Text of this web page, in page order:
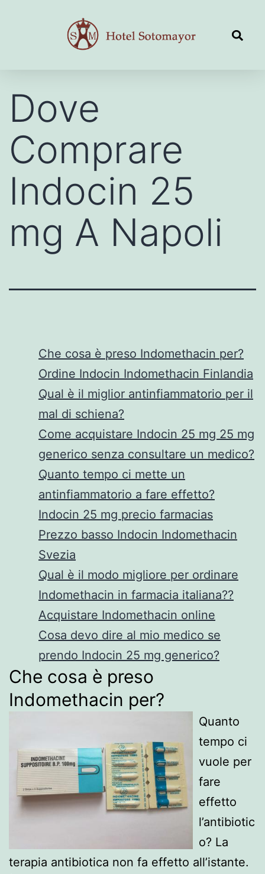
Dove
Comprare
Indocin 25
mg A Napoli
Che cosa è preso Indomethacin per?
Ordine Indocin Indomethacin Finlandia
Qual è il miglior antinfiammatorio per il
mal di schiena?
Come acquistare Indocin 25 mg 25 mg
generico senza consultare un medico?
Quanto tempo ci mette un
antinfiammatorio a fare effetto?
Indocin 25 mg precio farmacias
Prezzo basso Indocin Indomethacin
Svezia
Qual è il modo migliore per ordinare
Indomethacin in farmacia italiana??
Acquistare Indomethacin online
Cosa devo dire al mio medico se
prendo Indocin 25 mg generico?
Che cosa è preso
Indomethacin per?
Quanto
tempo ci
vuole per
fare
effetto
l’antibiotic
o? La
terapia antibiotica non fa effetto all’istante.